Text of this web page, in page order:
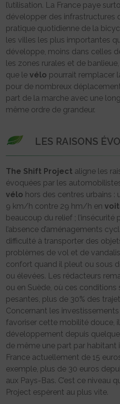
l’utilisation. La France paye
développer des infrastructures
pratique quotidienne de la
les villes les plus importantes
développe, moins dans celles
les zones rurales et de
que le vélo pourrait remplacer
pour de nombreux
part de la marche avec une
même ordre de grandeur.
LES RAISONS
The Shift Project aligne les
évoquées par les
vélo hors des centres urbains
9 km/h contre 29 hm/h en
beaucoup du relief ; l’insécurité
l’absence d’aménagements
difficulté à transporter des
problèmes de vol et de
confort quand il pleut ou sous
ou élevées. Les rédacteurs
ou en Suède, où ces
pesantes, plus de 30% des
Concernant les
favoriser cette mobilité douce,
développement depuis
de même une part par habitant
France actuellement de 15
exemple, plus de 30 euros
aux Pays-Bas. C’est ce niveau
Project espèrent au plus vite.